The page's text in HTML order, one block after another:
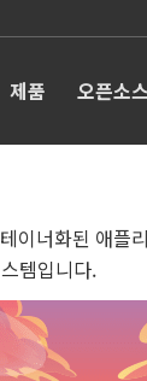
제품 오픈소스
이너화된 애
템입니다.